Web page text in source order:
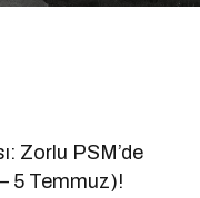
Zorlu PSM’de
5 Temmuz)!